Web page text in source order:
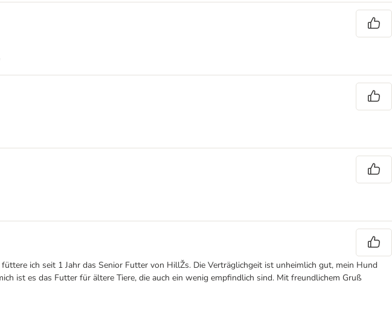
ich seit 1 Jahr das Senior Futter von HillŽs. Die Verträglichgeit ist unheimlich gut, mein Hund
ist es das Futter für ältere Tiere, die auch ein wenig empfindlich sind. Mit freundlichem Gruß